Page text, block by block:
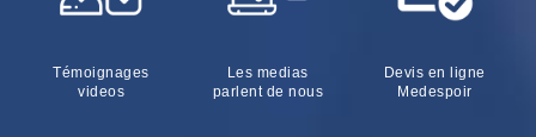
Témoignages
videos
Les medias
parlent de nous
Devis en ligne
Medespoir